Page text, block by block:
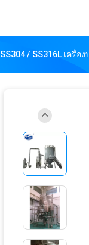
SS304 / SS316L เครื่